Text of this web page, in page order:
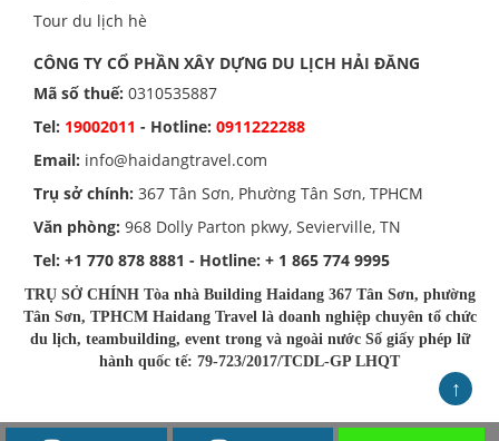
Tour du lịch hè
CÔNG TY CỔ PHẦN XÂY DỰNG DU LỊCH HẢI ĐĂNG
Mã số thuế: 0310535887
Tel: 19002011 - Hotline: 0911222288
Email: info@haidangtravel.com
Trụ sở chính: 367 Tân Sơn, Phường Tân Sơn, TPHCM
Văn phòng: 968 Dolly Parton pkwy, Sevierville, TN
Tel: +1 770 878 8881 - Hotline: + 1 865 774 9995
↑
TRỤ SỞ CHÍNH Tòa nhà Building Haidang 367 Tân Sơn, phường
Tân Sơn, TPHCM Haidang Travel là doanh nghiệp chuyên tổ chức
du lịch, teambuilding, event trong và ngoài nước Số giấy phép lữ
hành quốc tế: 79-723/2017/TCDL-GP LHQT